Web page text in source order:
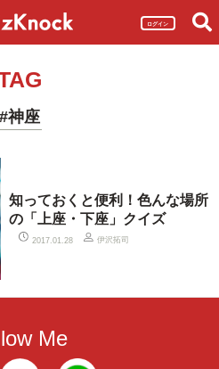
ログイン
#神座
知っておくと便利！色んな場所
の「上座・下座」クイズ
2017.01.28 伊沢拓司
Me